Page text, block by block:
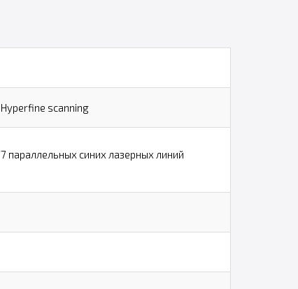
Hyperfine scanning
7 параллельных синих лазерных линий